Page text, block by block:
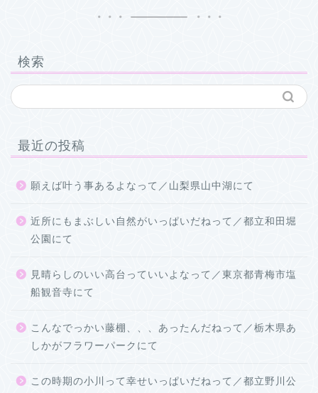
検索
最近の投稿
願えば叶う事あるよなって／山梨県山中湖にて
近所にもまぶしい自然がいっぱいだねって／都立和田堀
公園にて
見晴らしのいい高台っていいよなって／東京都青梅市塩
船観音寺にて
こんなでっかい藤棚、、、あったんだねって／栃木県あ
しかがフラワーパークにて
この時期の小川って幸せいっぱいだねって／都立野川公